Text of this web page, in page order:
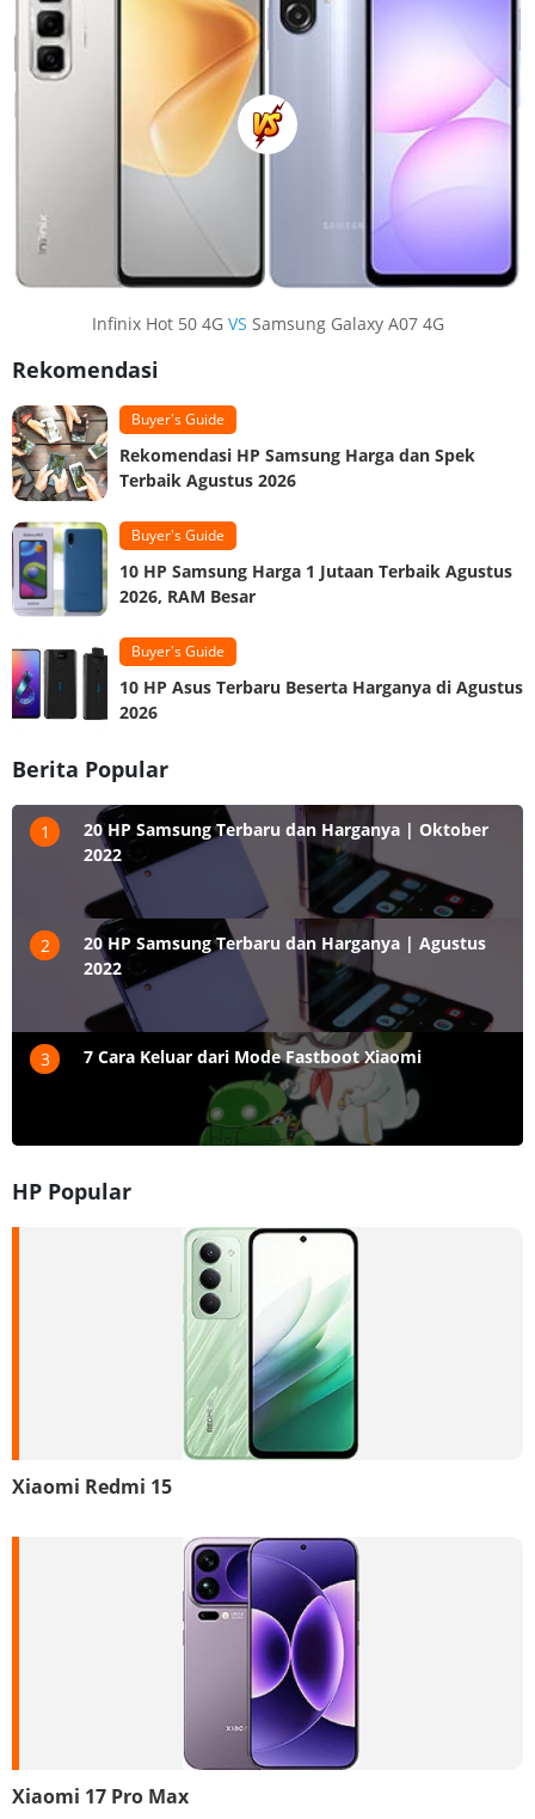
Infinix Hot 50 4G VS Samsung Galaxy A07 4G
Rekomendasi
Buyer's Guide
Rekomendasi HP Samsung Harga dan Spek
Terbaik Agustus 2026
Buyer's Guide
10 HP Samsung Harga 1 Jutaan Terbaik Agustus
2026, RAM Besar
Buyer's Guide
10 HP Asus Terbaru Beserta Harganya di Agustus
2026
Berita Popular
1
20 HP Samsung Terbaru dan Harganya | Oktober
2022
2
20 HP Samsung Terbaru dan Harganya | Agustus
2022
3 7 Cara Keluar dari Mode Fastboot Xiaomi
HP Popular
Xiaomi Redmi 15
Xiaomi 17 Pro Max